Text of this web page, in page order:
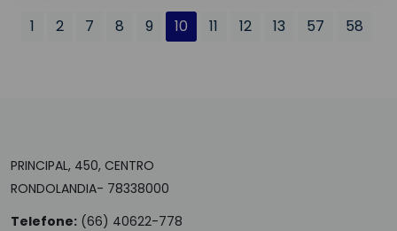
1 2 7 8 9 10 11 12 13 57 58
PRINCIPAL, 450, CENTRO
RONDOLANDIA- 78338000
Telefone: (66) 40622-778